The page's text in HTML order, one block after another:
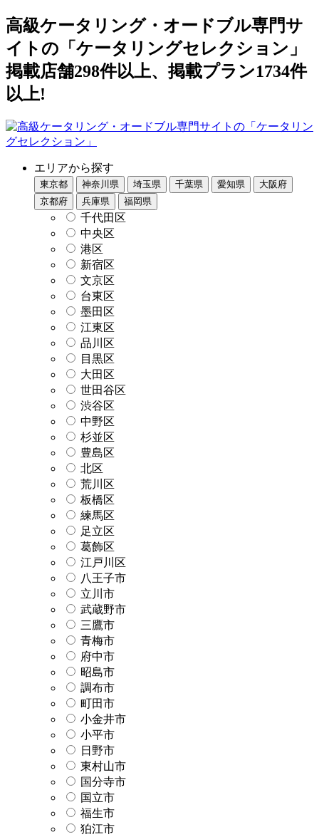
高級ケータリング・オードブル専門サ
イトの「ケータリングセレクション」
掲載店舗298件以上、掲載プラン1734件
以上!
エリアから探す
東京都 神奈川県 埼玉県 千葉県 愛知県
大阪府
京都府
兵庫県 福岡県
千代田区
中央区
港区
新宿区
文京区
台東区
墨田区
江東区
品川区
目黒区
大田区
世田谷区
渋谷区
中野区
杉並区
豊島区
北区
荒川区
板橋区
練馬区
足立区
葛飾区
江戸川区
八王子市
立川市
武蔵野市
三鷹市
青梅市
府中市
昭島市
調布市
町田市
小金井市
小平市
日野市
東村山市
国分寺市
国立市
福生市
狛江市